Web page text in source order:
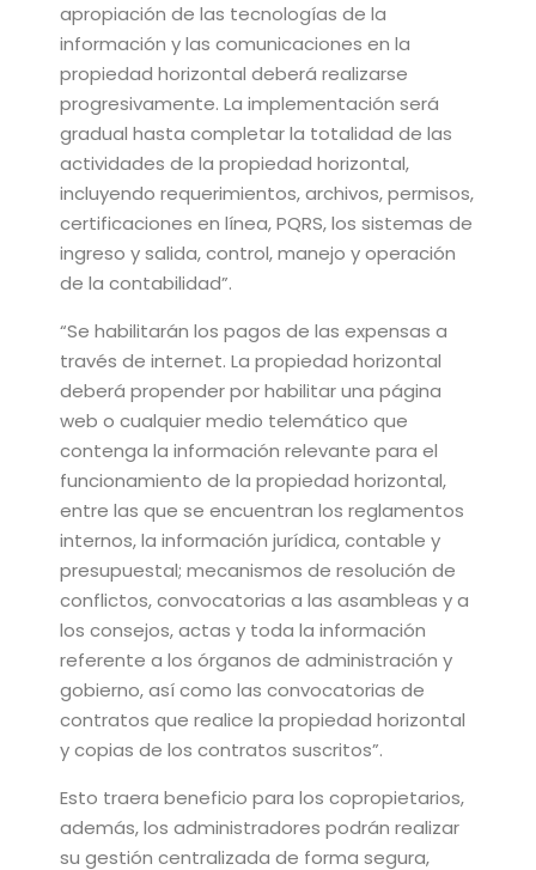
apropiación de las tecnologías de la
información y las comunicaciones en la
propiedad horizontal deberá realizarse
progresivamente. La implementación será
gradual hasta completar la totalidad de las
actividades de la propiedad horizontal,
incluyendo requerimientos, archivos, permisos,
certificaciones en línea, PQRS, los sistemas de
ingreso y salida, control, manejo y operación
de la contabilidad”.
“Se habilitarán los pagos de las expensas a
través de internet. La propiedad horizontal
deberá propender por habilitar una página
web o cualquier medio telemático que
contenga la información relevante para el
funcionamiento de la propiedad horizontal,
entre las que se encuentran los reglamentos
internos, la información jurídica, contable y
presupuestal; mecanismos de resolución de
conflictos, convocatorias a las asambleas y a
los consejos, actas y toda la información
referente a los órganos de administración y
gobierno, así como las convocatorias de
contratos que realice la propiedad horizontal
y copias de los contratos suscritos”.
Esto traera beneficio para los copropietarios,
además, los administradores podrán realizar
su gestión centralizada de forma segura,